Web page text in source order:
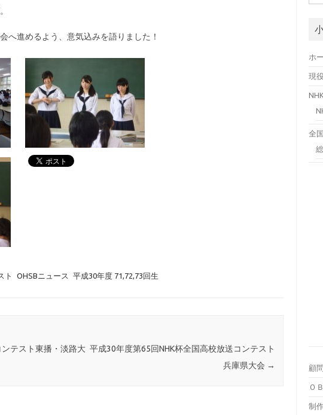
へ進めるよう、意気込みを語りました！
ト OHSBニュース 平成30年度 71,72,73回生
テスト東播・淡路大 平成30年度第65回NHK杯全国高校放送コンテスト
兵庫県大会 →
索:
ホ
現
全
顧
Ｏ
制